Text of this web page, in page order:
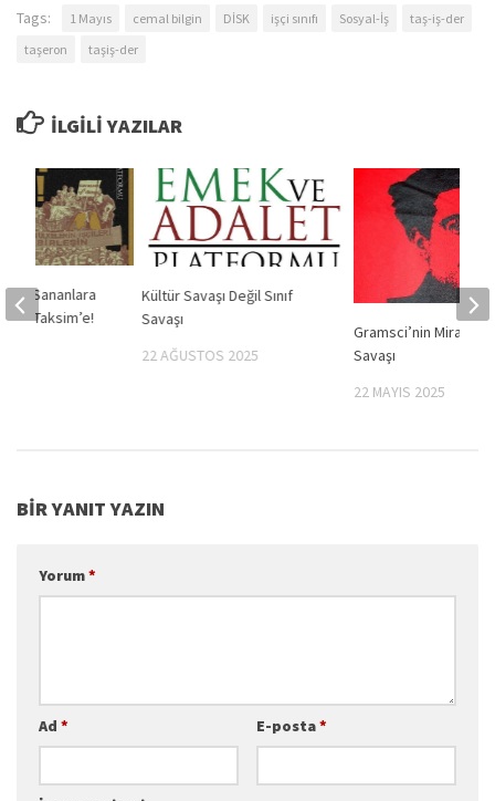
Tags: 1 Mayıs cemal bilgin DİSK işçi sınıfı Sosyal-İş
taş-iş-der
taşeron
taşiş-der
İLGILI YAZILAR
Kültür Savaşı Değil Sınıf
Savaşı
22 AĞUSTOS 2025
Gramsci’nin Mirası
Savaşı
22 MAYIS 2025
Sananlara
Taksim’e!
BIR YANIT YAZIN
Yorum*
Ad * E-posta*